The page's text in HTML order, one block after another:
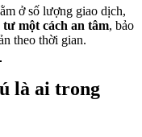
ở số lượng giao dịch,
một cách an tâm, bảo
theo thời gian.
là ai trong